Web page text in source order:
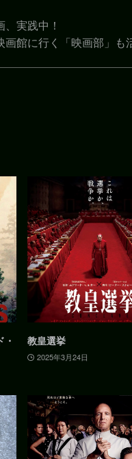
実践中！
館に行く「映画部」も
教皇選挙
2025年3月24日